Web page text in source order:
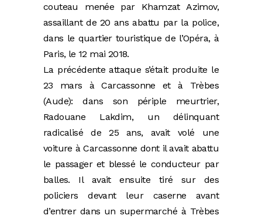
couteau menée par Khamzat Azimov,
assaillant de 20 ans abattu par la police,
dans le quartier touristique de l’Opéra, à
Paris, le 12 mai 2018.
La précédente attaque s’était produite le
23 mars à Carcassonne et à Trèbes
(Aude): dans son périple meurtrier,
Radouane Lakdim, un délinquant
radicalisé de 25 ans, avait volé une
voiture à Carcassonne dont il avait abattu
le passager et blessé le conducteur par
balles. Il avait ensuite tiré sur des
policiers devant leur caserne avant
d’entrer dans un supermarché à Trèbes